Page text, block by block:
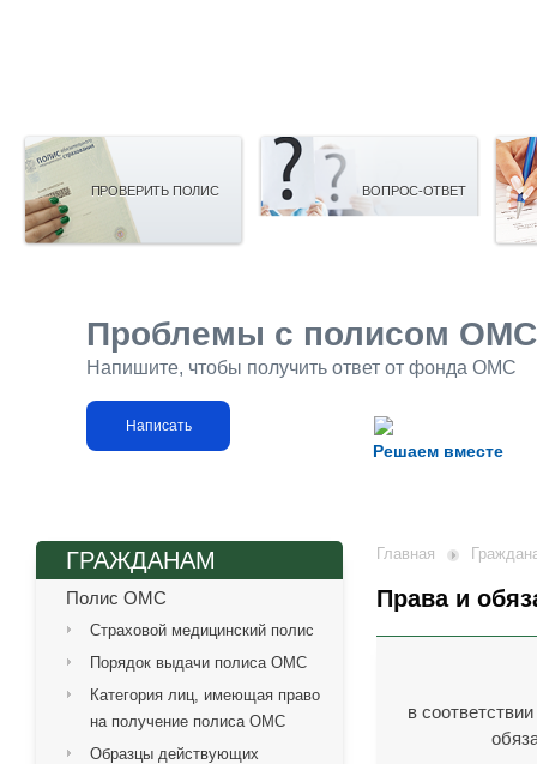
ПРОВЕРИТЬ ПОЛИС ВОПРОС-ОТВЕТ
Решаем вместе
Проблемы с полисом
Напишите, чтобы получить ответ от фонда ОМС
Написать
ГРАЖДАНАМ
Полис ОМС
Страховой медицинский полис
Порядок выдачи полиса ОМС
Категория лиц, имеющая право
на получение полиса ОМС
Образцы действующих
Главная
Права и
в